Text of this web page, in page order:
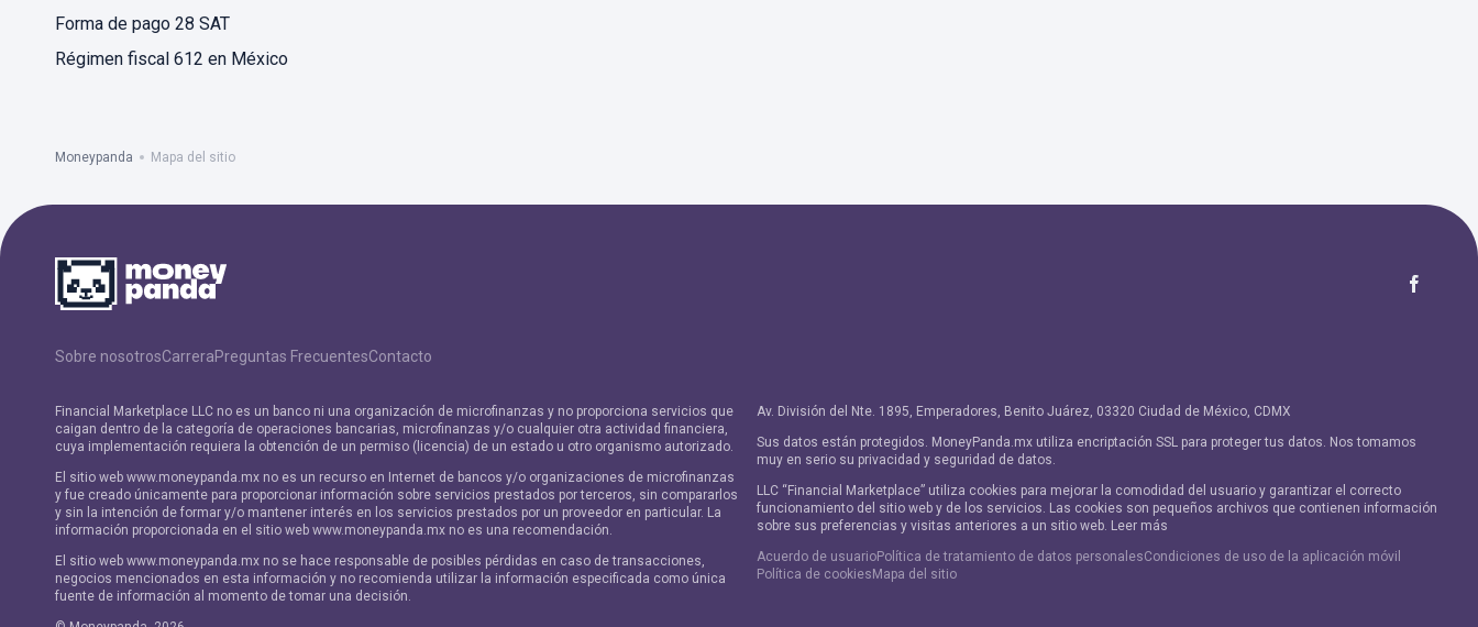
Forma de pago 28 SAT
Régimen fiscal 612 en México
Moneypanda Mapa del sitio
Sobre nosotrosCarreraPreguntas FrecuentesContacto
Financial Marketplace LLC no es un banco ni una organización de microfinanzas y no proporciona servicios que
caigan dentro de la categoría de operaciones bancarias, microfinanzas y/o cualquier otra actividad financiera,
cuya implementación requiera la obtención de un permiso (licencia) de un estado u otro organismo autorizado.
El sitio web www.moneypanda.mx no es un recurso en Internet de bancos y/o organizaciones de microfinanzas
y fue creado únicamente para proporcionar información sobre servicios prestados por terceros, sin compararlos
y sin la intención de formar y/o mantener interés en los servicios prestados por un proveedor en particular. La
información proporcionada en el sitio web www.moneypanda.mx no es una recomendación.
El sitio web www.moneypanda.mx no se hace responsable de posibles pérdidas en caso de transacciones,
negocios mencionados en esta información y no recomienda utilizar la información especificada como única
fuente de información al momento de tomar una decisión.
Av. División del Nte. 1895, Emperadores, Benito Juárez, 03320 Ciudad de México, CDMX
Sus datos están protegidos. MoneyPanda.mx utiliza encriptación SSL para proteger tus datos. Nos tomamos
muy en serio su privacidad y seguridad de datos.
LLC “Financial Marketplace” utiliza cookies para mejorar la comodidad del usuario y garantizar el correcto
funcionamiento del sitio web y de los servicios. Las cookies son pequeños archivos que contienen información
sobre sus preferencias y visitas anteriores a un sitio web. Leer más
Acuerdo de usuarioPolítica de tratamiento de datos personalesCondiciones de uso de la aplicación móvil
Política de cookies Mapa del sitio